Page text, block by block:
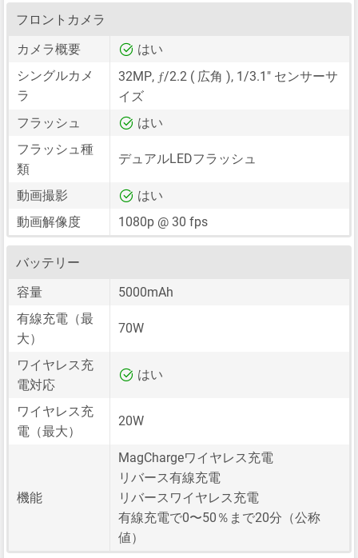
フロントカメラ
カメラ概要
はい
シングルカメ
ラ
32MP, ƒ/2.2 ( 広角 ), 1/3.1" センサーサ
イズ
フラッシュ
はい
フラッシュ種
類
デュアルLEDフラッシュ
動画撮影
はい
動画解像度
1080p @ 30 fps
バッテリー
容量
5000mAh
有線充電（最
大）
70W
ワイヤレス充
電対応
はい
ワイヤレス充
電（最大）
20W
機能
MagChargeワイヤレス充電
リバース有線充電
リバースワイヤレス充電
有線充電で0〜50％まで20分（公称
値）